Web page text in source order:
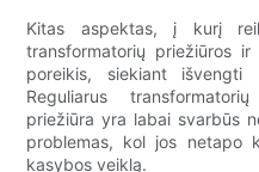
Kitas aspektas, į kurį
transformatorių priežiūros
poreikis, siekiant
Reguliarus
priežiūra yra labai svarbūs
problemas, kol jos netapo
kasybos veiklą.